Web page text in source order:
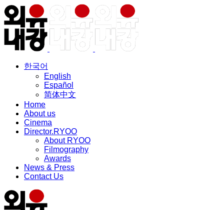
한국어
English
Español
简体中文
Home
About us
Cinema
Director.RYOO
About RYOO
Filmography
Awards
News & Press
Contact Us